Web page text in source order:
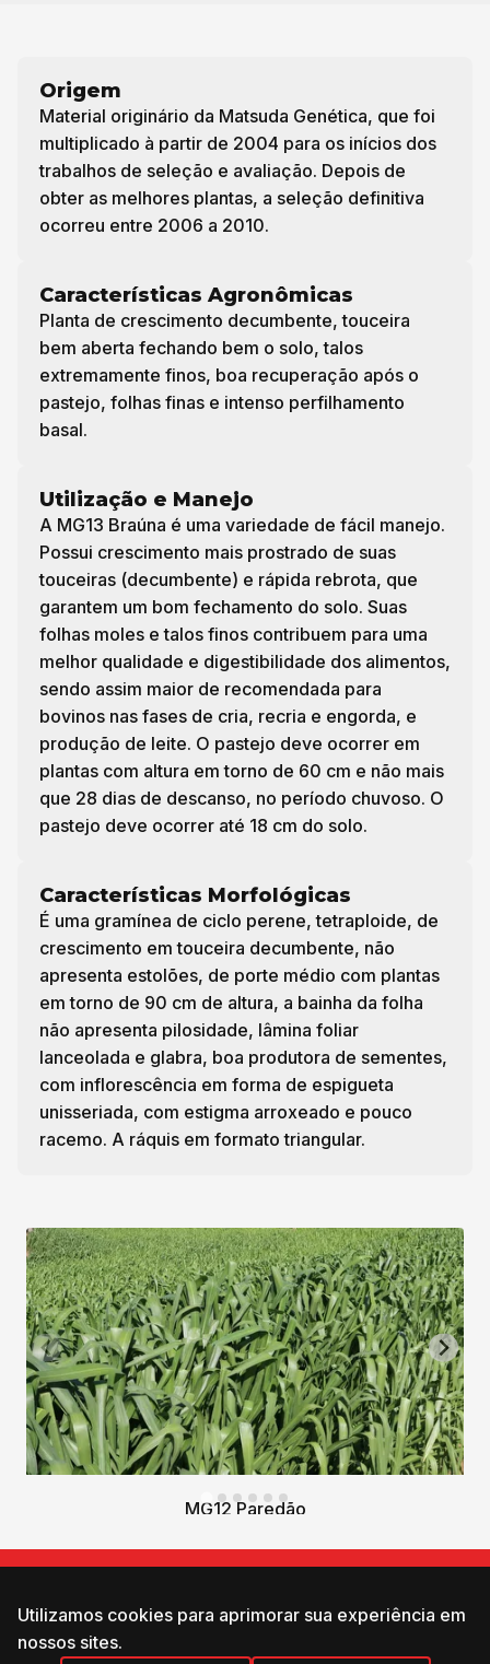
Utilizamos cookies para aprimorar sua experiência em
nossos sites.
Origem
Material originário da Matsuda Genética, que foi
multiplicado à partir de 2004 para os inícios dos
trabalhos de seleção e avaliação. Depois de
obter as melhores plantas, a seleção definitiva
ocorreu entre 2006 a 2010.
Características Agronômicas
Planta de crescimento decumbente, touceira
bem aberta fechando bem o solo, talos
extremamente finos, boa recuperação após o
pastejo, folhas finas e intenso perfilhamento
basal.
Utilização e Manejo
A MG13 Braúna é uma variedade de fácil manejo.
Possui crescimento mais prostrado de suas
touceiras (decumbente) e rápida rebrota, que
garantem um bom fechamento do solo. Suas
folhas moles e talos finos contribuem para uma
melhor qualidade e digestibilidade dos alimentos,
sendo assim maior de recomendada para
bovinos nas fases de cria, recria e engorda, e
produção de leite. O pastejo deve ocorrer em
plantas com altura em torno de 60 cm e não mais
que 28 dias de descanso, no período chuvoso. O
pastejo deve ocorrer até 18 cm do solo.
Características Morfológicas
É uma gramínea de ciclo perene, tetraploide, de
crescimento em touceira decumbente, não
apresenta estolões, de porte médio com plantas
em torno de 90 cm de altura, a bainha da folha
não apresenta pilosidade, lâmina foliar
lanceolada e glabra, boa produtora de sementes,
com inflorescência em forma de espigueta
unisseriada, com estigma arroxeado e pouco
racemo. A ráquis em formato triangular.
MG12 Paredão
Entre em Contato